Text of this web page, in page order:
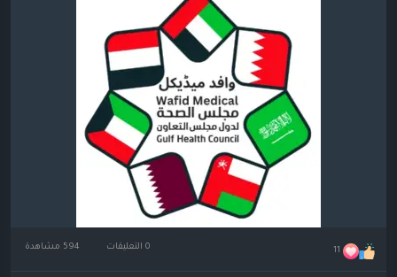
11 0 التعليقات